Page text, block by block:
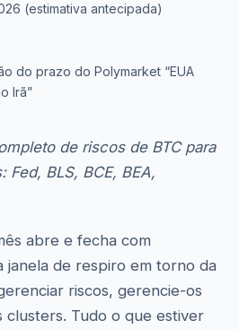
(estimativa antecipada)
do prazo do Polymarket “EUA
Irã”
de riscos de BTC para
Fed, BLS, BCE, BEA,
abre e fecha com
janela de respiro em torno da
riscos, gerencie-os
clusters. Tudo o que estiver